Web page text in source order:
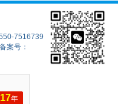
7516739
案号：
17年